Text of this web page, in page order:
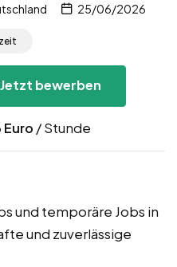
25/06/2026
Jetzt bewerben
Euro / Stunde
und temporäre Jobs in
und zuverlässige